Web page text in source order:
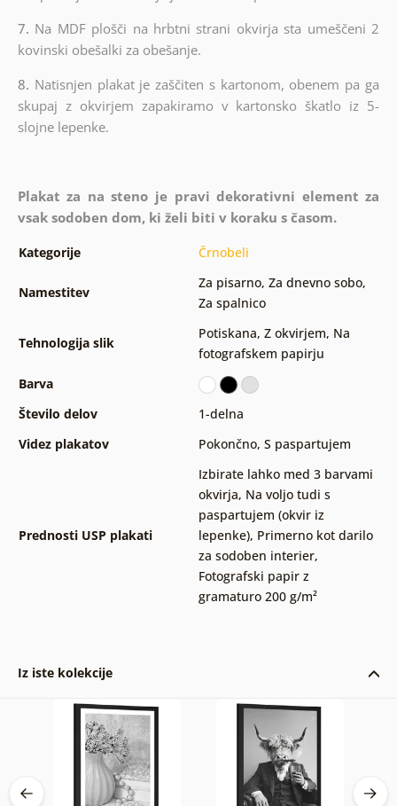
7. Na MDF plošči na hrbtni strani okvirja sta umeščeni 2
kovinski obešalki za obešanje.
8. Natisnjen plakat je zaščiten s kartonom, obenem pa ga
skupaj z okvirjem zapakiramo v kartonsko škatlo iz 5-
slojne lepenke.
Plakat za na steno je pravi dekorativni element za
vsak sodoben dom, ki želi biti v koraku s časom.
Kategorije Črnobeli
Namestitev
Za pisarno, Za dnevno sobo,
Za spalnico
Tehnologija slik
Potiskana, Z okvirjem, Na
fotografskem papirju
Barva
Število delov
1-delna
Videz plakatov
Pokončno, S paspartujem
Prednosti USP plakati
Izbirate lahko med 3 barvami
okvirja, Na voljo tudi s
paspartujem (okvir iz
lepenke), Primerno kot darilo
za sodoben interier,
Fotografski papir z
gramaturo 200 g/m²
Iz iste kolekcije